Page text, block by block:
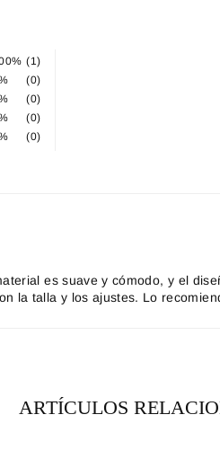
(1)
(0)
(0)
(0)
(0)
es suave y cómodo, y el
la talla y los ajustes. Lo
ARTÍCULOS